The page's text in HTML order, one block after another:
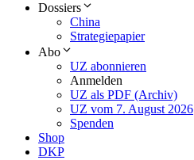
Dossiers
China
Strategiepapier
Abo
UZ abonnieren
Anmelden
UZ als PDF (Archiv)
UZ vom 7. August 2026
Spenden
Shop
DKP